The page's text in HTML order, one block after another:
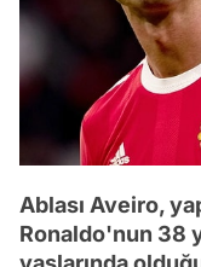
Ablası Aveiro,
Ronaldo'nun 38